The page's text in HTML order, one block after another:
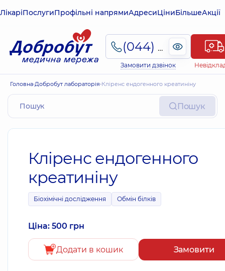
ЛікаріПослугиПрофільні напрямиАдресиЦіниБільшеАкції
(044) 495-2-888
Замовити дзвінок
Головна Добробут лабораторія Кліренс ендогенного креатиніну
Пошук
Кліренс ендогенного
креатиніну
Біохімічні дослідження Обмін білків
Ціна: 500 грн
Додати в кошик Замовити